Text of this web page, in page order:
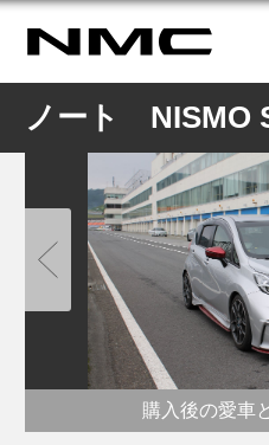
ノート NISMO
購入後の愛車